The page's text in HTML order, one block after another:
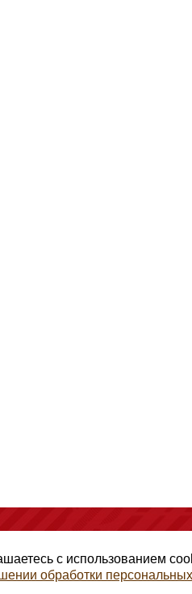
306, офис 1
ГК РФ Статья 1257,
с использованием
обработки